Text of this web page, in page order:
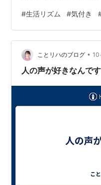
に、 世間の“理想的な生
ど、 「このままでいい
かな」 そんなふうに迷
今日は、 自分のリズム
のか、 そして、 なぜそ
#生活リズム #気付き
ことリハのブログ • 10
人の声が好きなんです